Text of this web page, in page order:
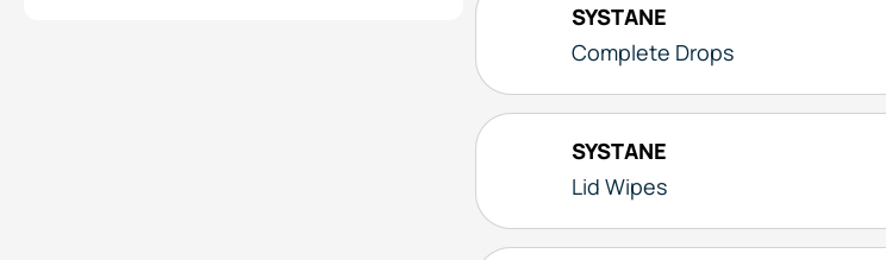
SYSTANE
Complete Drops
SYSTANE
Lid Wipes